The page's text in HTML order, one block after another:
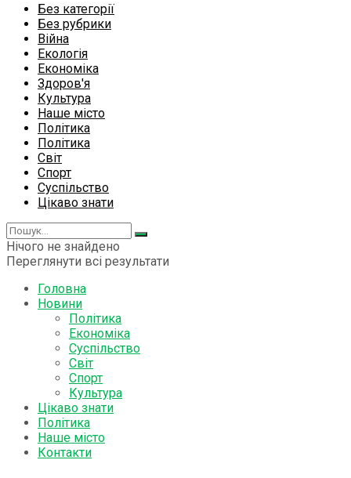
Без категорії
Без рубрики
Війна
Екологія
Економіка
Здоров'я
Культура
Наше місто
Політика
Політика
Світ
Спорт
Суспільство
Цікаво знати
Нічого не знайдено
Переглянути всі результати
Головна
Новини
Політика
Економіка
Суспільство
Світ
Спорт
Культура
Цікаво знати
Політика
Наше місто
Контакти